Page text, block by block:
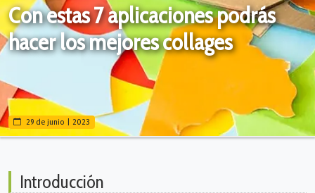
Con estas 7 aplicaciones podrás
hacer los mejores collages
29 de junio | 2023
Introducción